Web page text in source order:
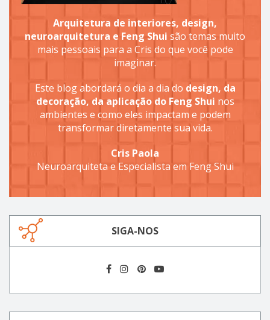
Arquitetura de interiores, design,
neuroarquitetura e Feng Shui são temas muito
mais pessoais para a Cris do que você pode
imaginar.
Este blog abordará o dia a dia do design, da
decoração, da aplicação do Feng Shui nos
ambientes e como eles impactam e podem
transformar diretamente sua vida.
Cris Paola
Neuroarquiteta e Especialista em Feng Shui
SIGA-NOS